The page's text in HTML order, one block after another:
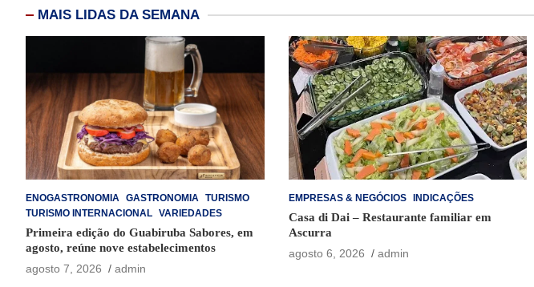
MAIS LIDAS DA SEMANA
ENOGASTRONOMIA GASTRONOMIA TURISMO
TURISMO INTERNACIONAL VARIEDADES
Primeira edição do Guabiruba Sabores, em
agosto, reúne nove estabelecimentos
agosto 7, 2026
admin
EMPRESAS & NEGÓCIOS INDICAÇÕES
Casa di Dai – Restaurante familiar em
Ascurra
agosto 6, 2026
admin